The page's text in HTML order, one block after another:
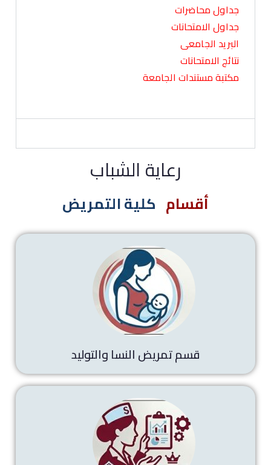
جداول محاضرات
جداول الامتحانات
البريد الجامعى
نتائج الامتحانات
مكتبة مستندات الجامعة
رعاية الشباب
أقسامكلية التمريض
قسم تمريض النسا والتوليد